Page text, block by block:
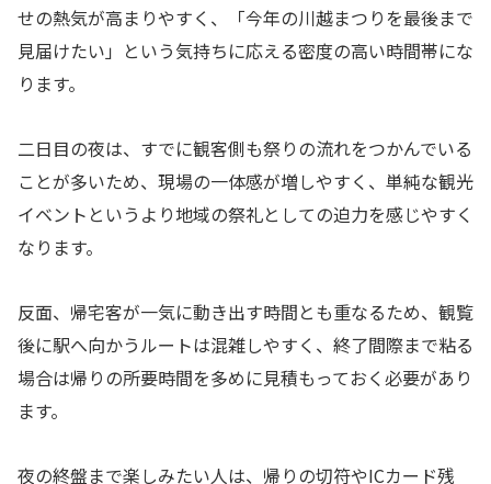
せの熱気が高まりやすく、「今年の川越まつりを最後まで
見届けたい」という気持ちに応える密度の高い時間帯にな
ります。
二日目の夜は、すでに観客側も祭りの流れをつかんでいる
ことが多いため、現場の一体感が増しやすく、単純な観光
イベントというより地域の祭礼としての迫力を感じやすく
なります。
反面、帰宅客が一気に動き出す時間とも重なるため、観覧
後に駅へ向かうルートは混雑しやすく、終了間際まで粘る
場合は帰りの所要時間を多めに見積もっておく必要があり
ます。
夜の終盤まで楽しみたい人は、帰りの切符やICカード残